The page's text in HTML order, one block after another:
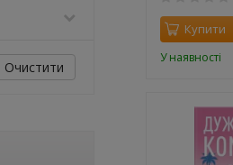
Купити
У наявності
Очистити